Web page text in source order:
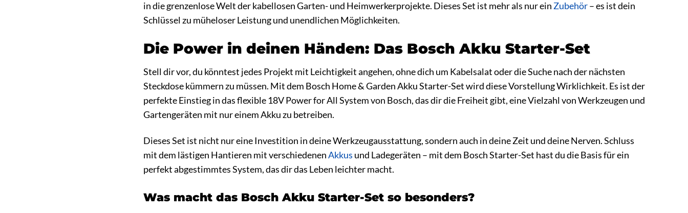
in die grenzenlose Welt der kabellosen Garten- und Heimwerkerprojekte. Dieses Set ist mehr als nur einZubehör– es ist dein
Schlüssel zu müheloser Leistung und unendlichen Möglichkeiten.
Die Power in deinen Händen: Das Bosch Akku Starter-Set
Stell dir vor, du könntest jedes Projekt mit Leichtigkeit angehen, ohne dich um Kabelsalat oder die Suche nach der nächsten
Steckdose kümmern zu müssen. Mit dem Bosch Home & Garden Akku Starter-Set wird diese Vorstellung Wirklichkeit. Es ist der
perfekte Einstieg in das flexible 18V Power for All System von Bosch, das dir die Freiheit gibt, eine Vielzahl von Werkzeugen und
Gartengeräten mit nur einem Akku zu betreiben.
Dieses Set ist nicht nur eine Investition in deine Werkzeugausstattung, sondern auch in deine Zeit und deine Nerven. Schluss
mit dem lästigen Hantieren mit verschiedenenAkkus und Ladegeräten – mit dem Bosch Starter-Set hast du die Basis für ein
perfekt abgestimmtes System, das dir das Leben leichter macht.
Was macht das Bosch Akku Starter-Set so besonders?